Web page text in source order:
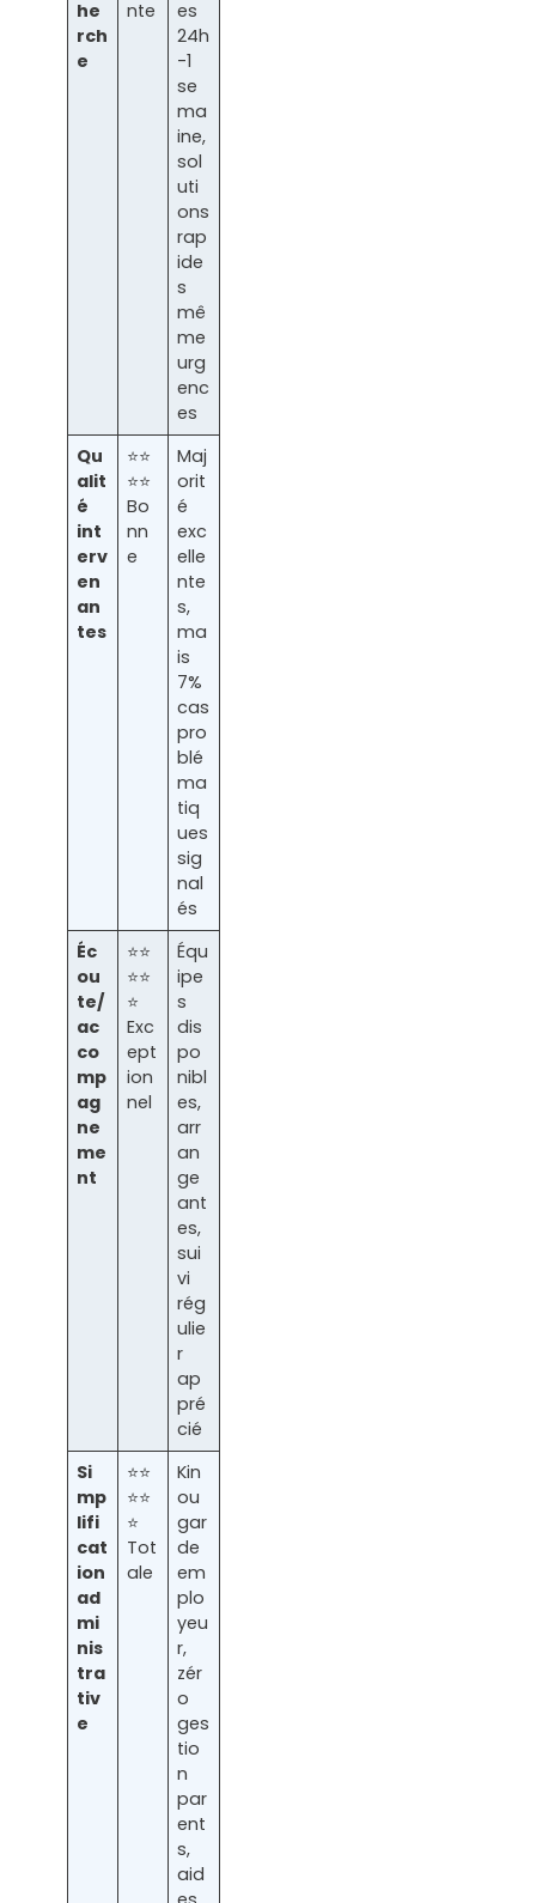
he
rch
e
nte
es
24h
-1
se
ma
ine,
sol
uti
ons
rap
ide
s
mê
me
urg
enc
es
Qu
alit
é
int
erv
en
an
tes
⭐⭐
⭐⭐
Bo
nn
e
Maj
orit
é
exc
elle
nte
s,
ma
is
7%
cas
pro
blé
ma
tiq
ues
sig
nal
és
Éc
ou
te/
ac
co
mp
ag
ne
me
nt
⭐⭐
⭐⭐
⭐
Exc
ept
ion
nel
Équ
ipe
s
dis
po
nibl
es,
arr
an
ge
ant
es,
sui
vi
rég
ulie
r
ap
pré
cié
Si
mp
lifi
cat
ion
ad
mi
nis
tra
tiv
e
⭐⭐
⭐⭐
⭐
Tot
ale
Kin
ou
gar
de
em
plo
yeu
r,
zér
o
ges
tio
n
par
ent
s,
aid